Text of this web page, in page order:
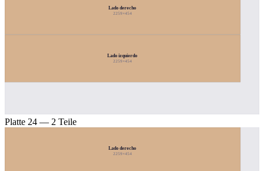
Lado derecho
2259×454
Lado izquierdo
2259×454
Platte 24 — 2 Teile
Lado derecho
2259×454